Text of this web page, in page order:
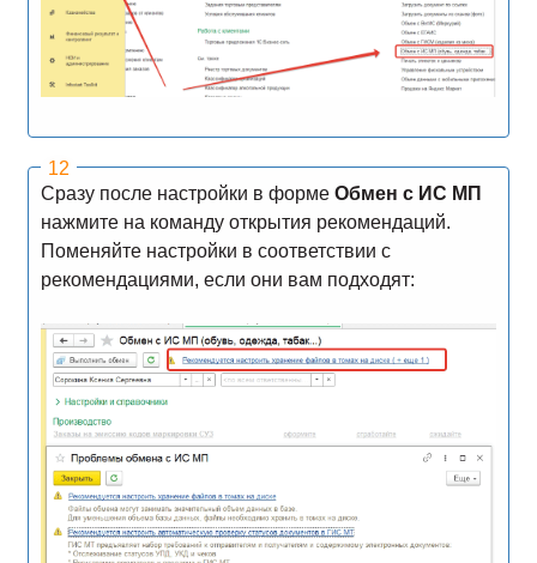
Сразу после настройки в форме Обмен с ИС МП
нажмите на команду открытия рекомендаций.
Поменяйте настройки в соответствии с
рекомендациями, если они вам подходят: